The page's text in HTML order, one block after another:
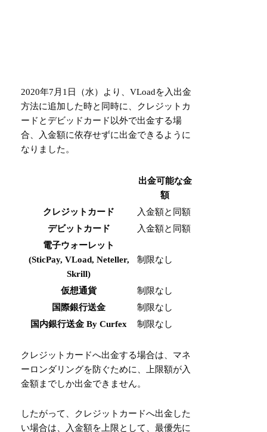
2020年7月1日（水）より、VLoadを入出金
方法に追加した時と同時に、クレジットカ
ードとデビッドカード以外で出金する場
合、入金額に依存せずに出金できるように
なりました。
出金可能な金
額
クレジットカード
入金額と同額
デビットカード
入金額と同額
電子ウォーレット
(SticPay, VLoad, Neteller,
Skrill)
制限なし
仮想通貨
制限なし
国際銀行送金
制限なし
国内銀行送金 By Curfex
制限なし
クレジットカードへ出金する場合は、マネ
ーロンダリングを防ぐために、上限額が入
金額までしか出金できません。
したがって、クレジットカードへ出金した
い場合は、入金額を上限として、最優先に